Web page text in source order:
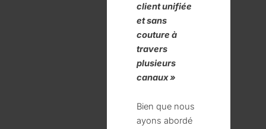
client unifiée
et sans
couture à
travers
plusieurs
canaux »
Bien que nous
ayons abordé